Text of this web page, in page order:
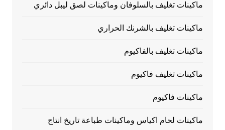
ماكينات تغليف بالسلوفان وماكينات لصق ليبل دائري
ماكينات تغليف بالشرنك الحراري
ماكينات تغليف بالفاكيوم
ماكينات تغليف فاكيوم
ماكينات فاكيوم
ماكينات لحام اكياس وماكينات طباعة تاريخ انتاج